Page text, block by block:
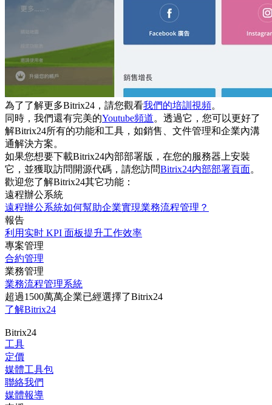
為了了解更多Bitrix24，請您觀看我們的培訓視頻。
同時，我們還有完美的Youtube頻道。透過它，您可以更好了
解Bitrix24所有的功能和工具，如銷售、文件管理和企業內溝
通解決方案。
如果您想要下載Bitrix24內部部署版，在您的服務器上安裝
它，並獲取訪問開源代碼，請您訪問Bitrix24内部部署頁面。
歡迎您了解Bitrix24其它功能：
遠程辦公系統
遠程辦公系統如何幫助企業實現業務流程管理？
報告
利用实时 KPI 面板提升工作效率
專案管理
合約管理
業務管理
業務流程管理系統
超過1500萬萬企業已經選擇了Bitrix24
了解Bitrix24
Bitrix24
工具
定價
媒體工具包
聯絡我們
媒體報導